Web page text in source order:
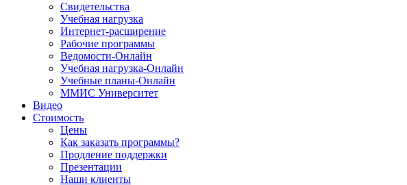
Свидетельства
Учебная нагрузка
Интернет-расширение
Рабочие программы
Ведомости-Онлайн
Учебная нагрузка-Онлайн
Учебные планы-Онлайн
ММИС Университет
Видео
Стоимость
Цены
Как заказать программы?
Продление поддержки
Презентации
Наши клиенты